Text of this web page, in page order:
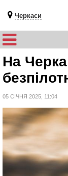
Черкаси
На
05 СІЧНЯ 2025, 11:04